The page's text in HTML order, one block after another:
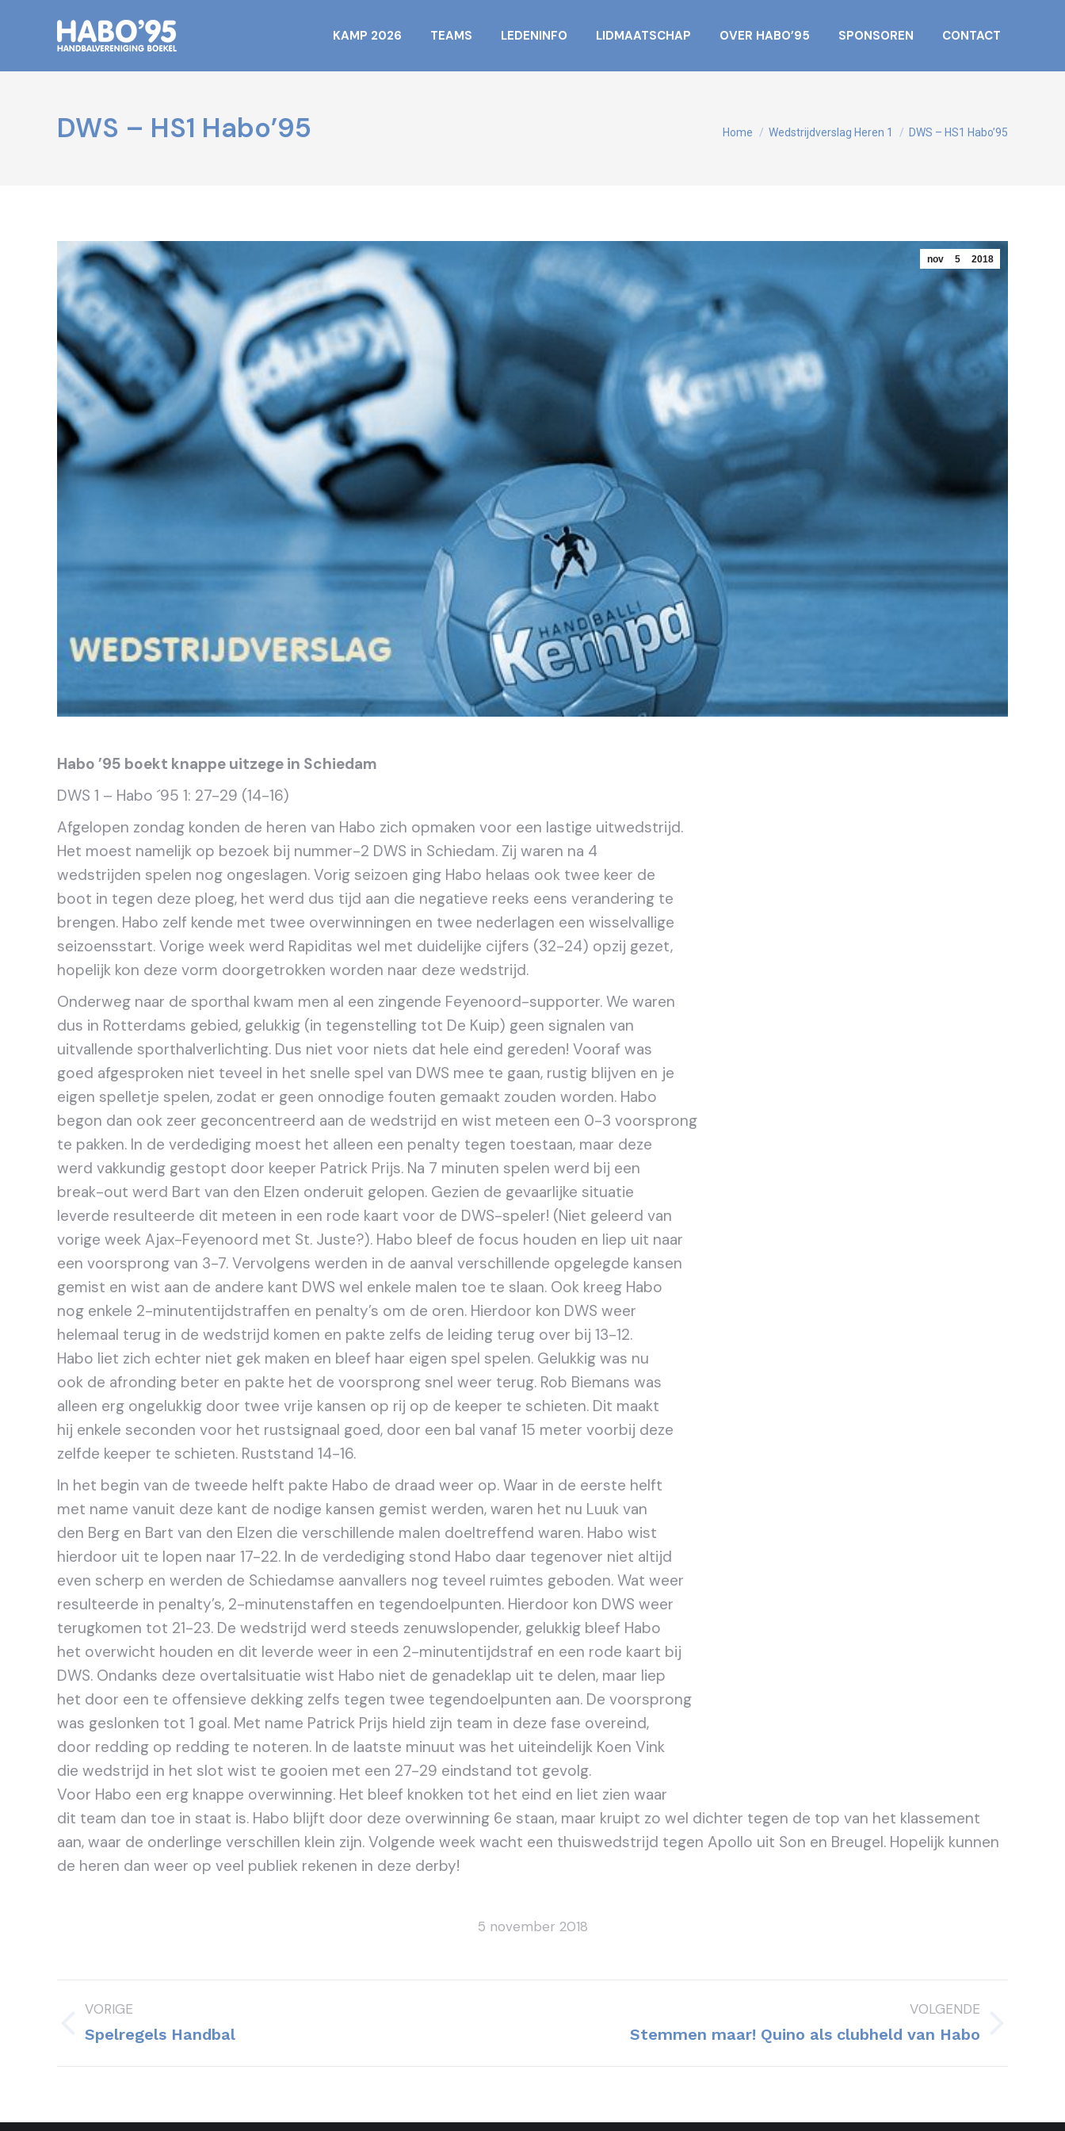
KAMP 2026 TEAMS LEDENINFO LIDMAATSCHAP OVER HABO’95 SPONSOREN CONTACT
DWS – HS1 Habo’95 Je bent hier:
Home Wedstrijdverslag Heren 1 DWS – HS1 Habo’95
nov 5 2018
Habo ’95 boekt knappe uitzege in Schiedam
DWS 1 – Habo ´95 1: 27-29 (14-16)
Afgelopen zondag konden de heren van Habo zich opmaken voor een lastige uitwedstrijd.
Het moest namelijk op bezoek bij nummer-2 DWS in Schiedam. Zij waren na 4
wedstrijden spelen nog ongeslagen. Vorig seizoen ging Habo helaas ook twee keer de
boot in tegen deze ploeg, het werd dus tijd aan die negatieve reeks eens verandering te
brengen. Habo zelf kende met twee overwinningen en twee nederlagen een wisselvallige
seizoensstart. Vorige week werd Rapiditas wel met duidelijke cijfers (32-24) opzij gezet,
hopelijk kon deze vorm doorgetrokken worden naar deze wedstrijd.
Onderweg naar de sporthal kwam men al een zingende Feyenoord-supporter. We waren
dus in Rotterdams gebied, gelukkig (in tegenstelling tot De Kuip) geen signalen van
uitvallende sporthalverlichting. Dus niet voor niets dat hele eind gereden! Vooraf was
goed afgesproken niet teveel in het snelle spel van DWS mee te gaan, rustig blijven en je
eigen spelletje spelen, zodat er geen onnodige fouten gemaakt zouden worden. Habo
begon dan ook zeer geconcentreerd aan de wedstrijd en wist meteen een 0-3 voorsprong
te pakken. In de verdediging moest het alleen een penalty tegen toestaan, maar deze
werd vakkundig gestopt door keeper Patrick Prijs. Na 7 minuten spelen werd bij een
break-out werd Bart van den Elzen onderuit gelopen. Gezien de gevaarlijke situatie
leverde resulteerde dit meteen in een rode kaart voor de DWS-speler! (Niet geleerd van
vorige week Ajax-Feyenoord met St. Juste?). Habo bleef de focus houden en liep uit naar
een voorsprong van 3-7. Vervolgens werden in de aanval verschillende opgelegde kansen
gemist en wist aan de andere kant DWS wel enkele malen toe te slaan. Ook kreeg Habo
nog enkele 2-minutentijdstraffen en penalty’s om de oren. Hierdoor kon DWS weer
helemaal terug in de wedstrijd komen en pakte zelfs de leiding terug over bij 13-12.
Habo liet zich echter niet gek maken en bleef haar eigen spel spelen. Gelukkig was nu
ook de afronding beter en pakte het de voorsprong snel weer terug. Rob Biemans was
alleen erg ongelukkig door twee vrije kansen op rij op de keeper te schieten. Dit maakt
hij enkele seconden voor het rustsignaal goed, door een bal vanaf 15 meter voorbij deze
zelfde keeper te schieten. Ruststand 14-16.
In het begin van de tweede helft pakte Habo de draad weer op. Waar in de eerste helft
met name vanuit deze kant de nodige kansen gemist werden, waren het nu Luuk van
den Berg en Bart van den Elzen die verschillende malen doeltreffend waren. Habo wist
hierdoor uit te lopen naar 17-22. In de verdediging stond Habo daar tegenover niet altijd
even scherp en werden de Schiedamse aanvallers nog teveel ruimtes geboden. Wat weer
resulteerde in penalty’s, 2-minutenstaffen en tegendoelpunten. Hierdoor kon DWS weer
terugkomen tot 21-23. De wedstrijd werd steeds zenuwslopender, gelukkig bleef Habo
het overwicht houden en dit leverde weer in een 2-minutentijdstraf en een rode kaart bij
DWS. Ondanks deze overtalsituatie wist Habo niet de genadeklap uit te delen, maar liep
het door een te offensieve dekking zelfs tegen twee tegendoelpunten aan. De voorsprong
was geslonken tot 1 goal. Met name Patrick Prijs hield zijn team in deze fase overeind,
door redding op redding te noteren. In de laatste minuut was het uiteindelijk Koen Vink
die wedstrijd in het slot wist te gooien met een 27-29 eindstand tot gevolg.
Voor Habo een erg knappe overwinning. Het bleef knokken tot het eind en liet zien waar
dit team dan toe in staat is. Habo blijft door deze overwinning 6e staan, maar kruipt zo wel dichter tegen de top van het klassement
aan, waar de onderlinge verschillen klein zijn. Volgende week wacht een thuiswedstrijd tegen Apollo uit Son en Breugel. Hopelijk kunnen
de heren dan weer op veel publiek rekenen in deze derby!
5 november 2018
Bericht
navigatie
VORIGE
Vorig
Spelregels Handbal
VOLGENDE
Stemmen maar! Quino als clubheld van Habo